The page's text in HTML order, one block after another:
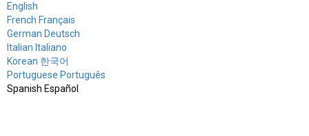
English
French Français
German Deutsch
Italian Italiano
Korean 한국어
Portuguese Português
Spanish Español